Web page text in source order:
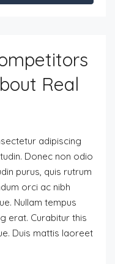
Real
adipiscing
Donec non odio
purus, quis rutrum
orci ac nibh
Nullam tempus
erat. Curabitur this
Duis mattis laoreet